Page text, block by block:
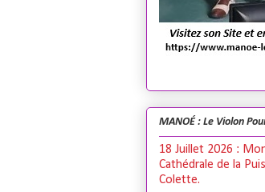
MANOÉ : Le Violon
18 Juillet 2026 :
Cathédrale de la
Colette.